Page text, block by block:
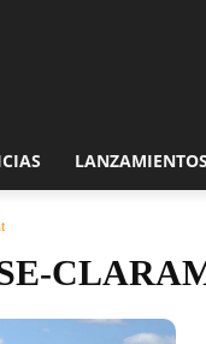
LANZAMIENTOS